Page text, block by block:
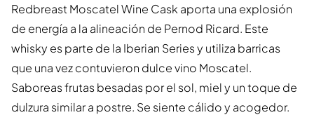
Redbreast Moscatel Wine Cask aporta una explosión
de energía a la alineación de Pernod Ricard. Este
whisky es parte de la Iberian Series y utiliza barricas
que una vez contuvieron dulce vino Moscatel.
Saboreas frutas besadas por el sol, miel y un toque de
dulzura similar a postre. Se siente cálido y acogedor.